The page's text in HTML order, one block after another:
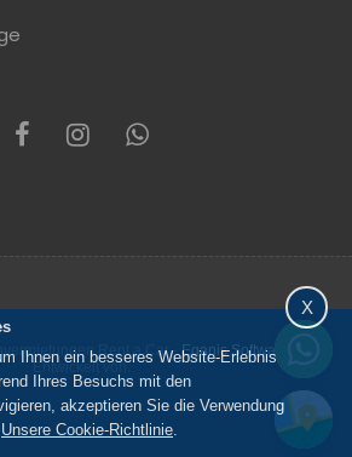
Rent a Car -Eganis Software
Entwickelt von.
Ihnen ein besseres Website-Erlebnis
Ihres Besuchs mit den
akzeptieren Sie die Verwendung
Unsere Cookie-Richtlinie.
X